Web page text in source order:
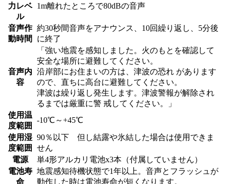
力レベ
ル
1m離れたところで80dBの音声
音声作
動時間
約30秒間音声をアナウンス、10回繰り返し、5分後
に終了
音声内
容
「強い地震を感知しました。火のもとを確認して
安全な場所に避難してください。
沿岸部にお住まいの方は、津波の恐れ があります
ので、直ちに高台に避難してください。
津波は繰り返し発生します。津波警報が解除され
るまでは厳重に警 戒してください。」
使用温
度範囲
-10℃～+45℃
使用湿
度範囲
90％以下 但し結露や氷結した場合は使用できま
せん
電源
単4形アルカリ電池x3本（付属していません）
電池寿
命
地震感知待機状態で1年以上。音声とフラッシュが
動作した時は電池寿命が短くなります。